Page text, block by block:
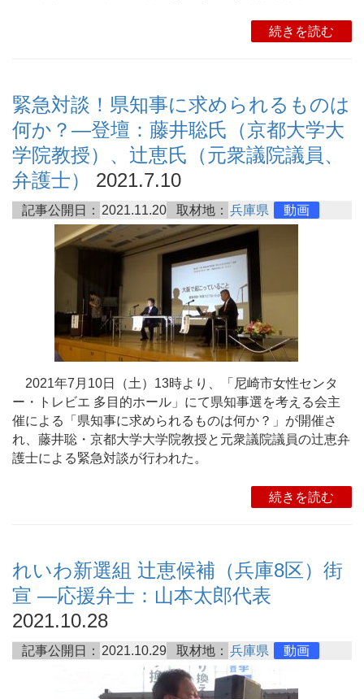
続きを読む
緊急対談！県知事に求められるものは
何か？―登壇：藤井聡氏（京都大学大
学院教授）、辻恵氏（元衆議院議員、
弁護士）
2021.7.10
記事公開日： 2021.11.20 取材地： 兵庫県 動画
2021年7月10日（土）13時より、「尼崎市女性センタ
ー・トレビエ 多目的ホール」にて県知事選を考える会主
催による「県知事に求められるものは何か？」が開催さ
れ、藤井聡・京都大学大学院教授と元衆議院議員の辻恵弁
護士による緊急対談が行われた。
続きを読む
れいわ新選組 辻恵候補（兵庫8区）街
宣 ―応援弁士：山本太郎代表
2021.10.28
記事公開日： 2021.10.29 取材地： 兵庫県 動画